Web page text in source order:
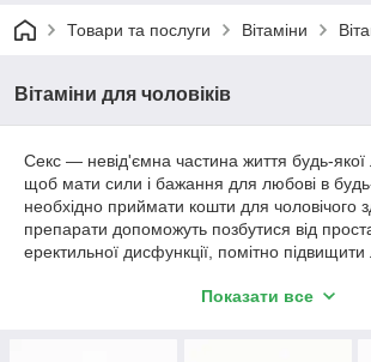
Товари та послуги Вітаміни
Вітаміни для чоловіків
Секс — невід'ємна частина життя будь-
щоб мати сили і бажання для любові в будь-
необхідно приймати кошти для чоловічого
препарати допоможуть позбутися від
еректильної дисфункції, помітно підвищити
впливає на посилення чоловічої сили,
Показати все